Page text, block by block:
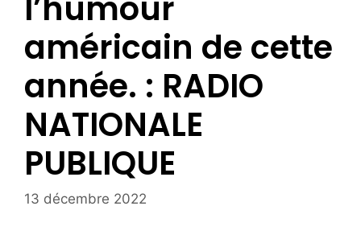
américain de cette
année. : RADIO
NATIONALE
PUBLIQUE
13 décembre 2022